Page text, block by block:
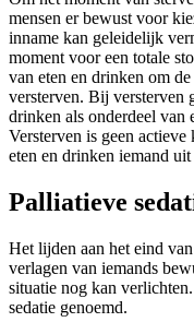
mensen er bewust voor
inname kan geleidelijk
moment voor een totale
van eten en drinken om
versterven. Bij versterven
drinken als onderdeel van
Versterven is geen
eten en drinken iemand
Palliatieve
Het lijden aan het eind
verlagen van iemands
situatie nog kan
sedatie genoemd.